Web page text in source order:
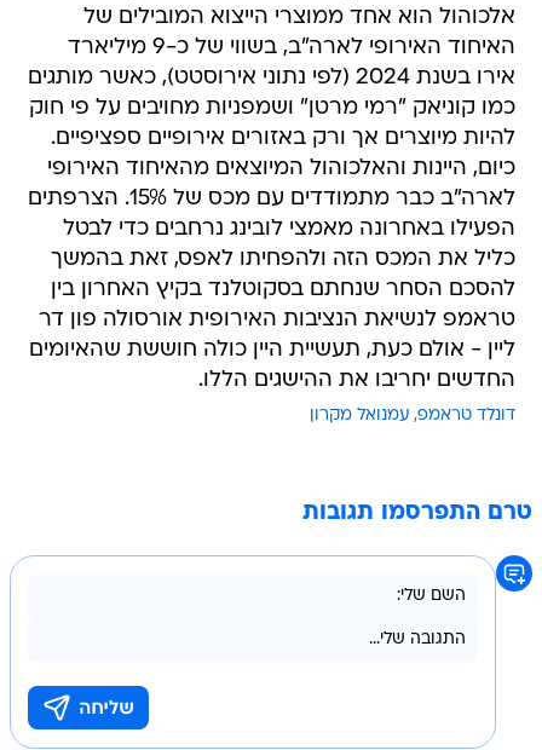
אלכוהול הוא אחד ממוצרי הייצוא המובילים של
האיחוד האירופי לארה"ב, בשווי של כ-9 מיליארד
אירו בשנת 2024 (לפי נתוני אירוסטט), כאשר מותגים
כמו קוניאק "רמי מרטן" ושמפניות מחויבים על פי חוק
להיות מיוצרים אך ורק באזורים אירופיים ספציפיים.
כיום, היינות והאלכוהול המיוצאים מהאיחוד האירופי
לארה"ב כבר מתמודדים עם מכס של 15%. הצרפתים
הפעילו באחרונה מאמצי לובינג נרחבים כדי לבטל
כליל את המכס הזה ולהפחיתו לאפס, זאת בהמשך
להסכם הסחר שנחתם בסקוטלנד בקיץ האחרון בין
טראמפ לנשיאת הנציבות האירופית אורסולה פון דר
ליין - אולם כעת, תעשיית היין כולה חוששת שהאיומים
החדשים יחריבו את ההישגים הללו.
דונלד טראמפ עמנואל מקרון
טרם התפרסמו תגובות